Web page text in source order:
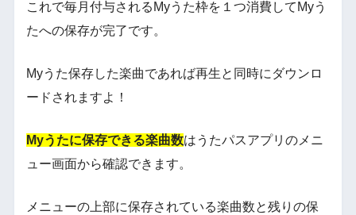
これで毎月付与されるMyうた枠を１つ消費してMyう
たへの保存が完了です。
Myうた保存した楽曲であれば再生と同時にダウンロ
ードされますよ！
Myうたに保存できる楽曲数はうたパスアプリのメニ
ュー画面から確認できます。
メニューの上部に保存されている楽曲数と残りの保